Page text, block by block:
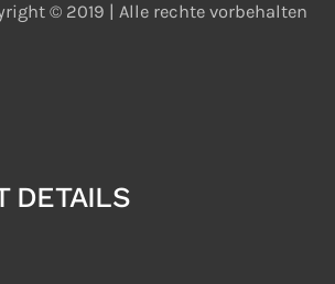
© 2019 | Alle rechte vorbehalten
DETAILS